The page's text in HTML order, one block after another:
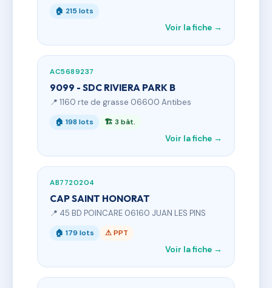
🏠 215 lots
Voir la fiche →
AC5689237
9099 - SDC RIVIERA PARK B
📍 1160 rte de grasse 06600 Antibes
🏠 198 lots 🏗 3 bât.
Voir la fiche →
AB7720204
CAP SAINT HONORAT
📍 45 BD POINCARE 06160 JUAN LES PINS
🏠 179 lots ⚠ PPT
Voir la fiche →